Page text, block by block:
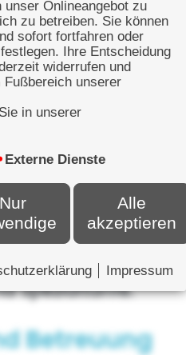
unser Onlineangebot zu
zu betreiben. Sie können
sofort fortfahren oder
Ihre Entscheidung
widerrufen und
unserer
in unserer
Externe Dienste
Nur
Alle
akzeptieren
Impressum
wir auf
uns in
Verfügung
wir bei
bessere
Spezialtarife.
Betreuung